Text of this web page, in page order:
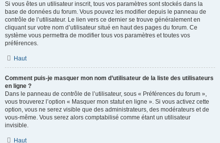
Si vous êtes un utilisateur inscrit, tous vos paramètres sont stockés dans la
base de données du forum. Vous pouvez les modifier depuis le panneau de
contrôle de l’utilisateur. Le lien vers ce dernier se trouve généralement en
cliquant sur votre nom d’utilisateur situé en haut des pages du forum. Ce
système vous permettra de modifier tous vos paramètres et toutes vos
préférences.
Haut
Comment puis-je masquer mon nom d’utilisateur de la liste des utilisateurs
en ligne ?
Dans le panneau de contrôle de l’utilisateur, sous « Préférences du forum »,
vous trouverez l’option « Masquer mon statut en ligne ». Si vous activez cette
option, vous ne serez visible que des administrateurs, des modérateurs et de
vous-même. Vous serez alors comptabilisé comme étant un utilisateur
invisible.
Haut